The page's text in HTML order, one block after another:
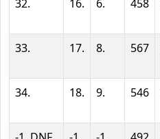
32. 16. 6. 458
33. 17. 8. 567
34. 18. 9. 546